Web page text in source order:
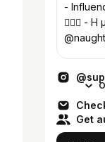
-
🧜🏼‍♀️ -
Get